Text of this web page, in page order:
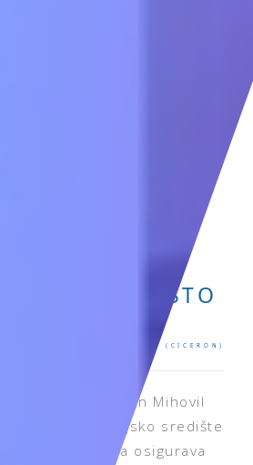
IMAŠ SVE ŠTO
POTREBNO."
i čitaonica „Don Mihovil
je i informacijsko središte
koja građanima osigurava